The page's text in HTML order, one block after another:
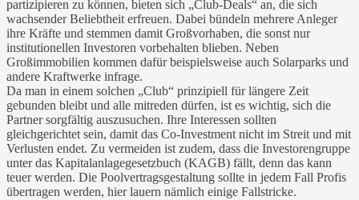
partizipieren zu können, bieten sich „Club-Deals“ an, die sich
wachsender Beliebtheit erfreuen. Dabei bündeln mehrere Anleger
ihre Kräfte und stemmen damit Großvorhaben, die sonst nur
institutionellen Investoren vorbehalten blieben. Neben
Großimmobilien kommen dafür beispielsweise auch Solarparks und
andere Kraftwerke infrage.
Da man in einem solchen „Club“ prinzipiell für längere Zeit
gebunden bleibt und alle mitreden dürfen, ist es wichtig, sich die
Partner sorgfältig auszusuchen. Ihre Interessen sollten
gleichgerichtet sein, damit das Co-Investment nicht im Streit und mit
Verlusten endet. Zu vermeiden ist zudem, dass die Investorengruppe
unter das Kapitalanlagegesetzbuch (KAGB) fällt, denn das kann
teuer werden. Die Poolvertragsgestaltung sollte in jedem Fall Profis
übertragen werden, hier lauern nämlich einige Fallstricke.